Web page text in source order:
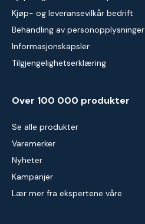
Kjøp- og leveransevilkår bedrift
Behandling av personopplysninger
Informasjonskapsler
Tilgjengelighetserklæring
Over 100 000 produkter
Se alle produkter
Varemerker
Nyheter
Kampanjer
Lær mer fra ekspertene våre